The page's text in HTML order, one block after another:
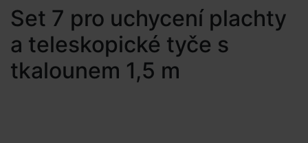
Set 7 pro uchycení plachty
a teleskopické tyče s
tkalounem 1,5 m